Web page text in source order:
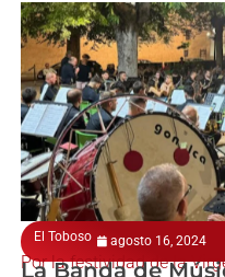
El Toboso agosto 16, 2024
Por la festividad de la
La Banda de